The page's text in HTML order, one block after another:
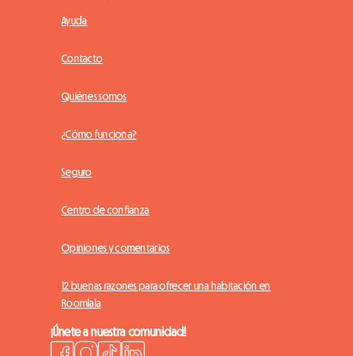
Ayuda
Contacto
Quiénes somos
¿Cómo funciona?
Seguro
Centro de confianza
Opiniones y comentarios
12 buenas razones para ofrecer una habitación en
Roomlala
¡Únete a nuestra comunidad!